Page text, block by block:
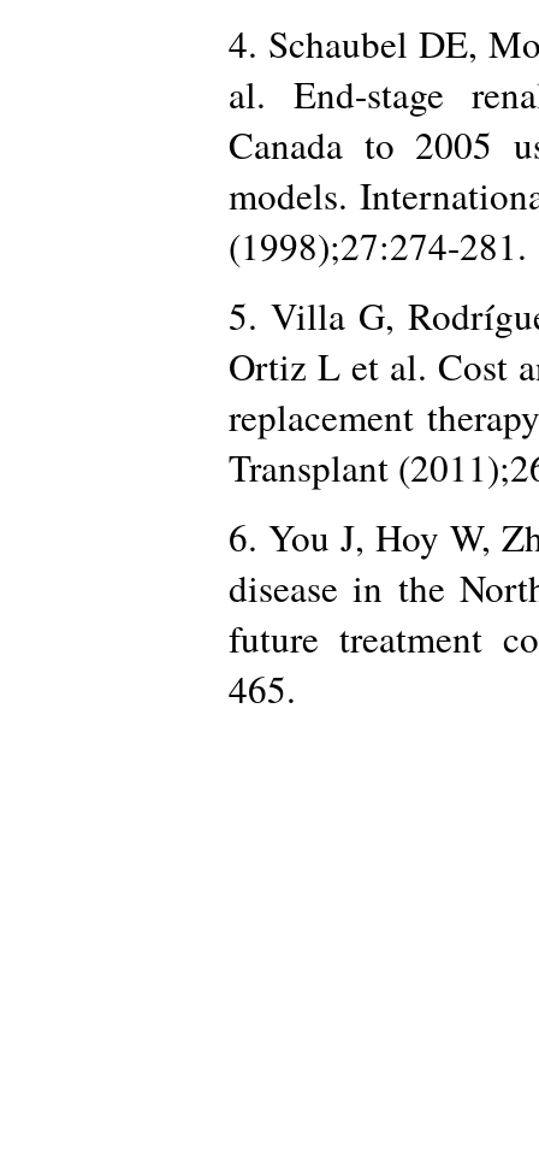
4. Schaubel DE,
al. End-stage
Canada to 2005
models.
(1998);27:274-281.
5. Villa G,
Ortiz L et al. Cost
replacement
Transplant
6. You J, Hoy W,
disease in the
future treatment
465.